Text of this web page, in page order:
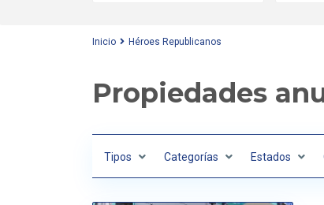
Inicio Héroes Republicanos
Propiedades
Tipos Categorías Estados